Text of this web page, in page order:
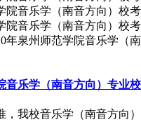
年泉州师范学院音乐学（
音乐学（南音方向）专业
，我校音乐学（南音方向